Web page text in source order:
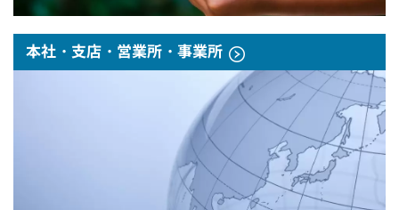
本社・支店・営業所・事業所